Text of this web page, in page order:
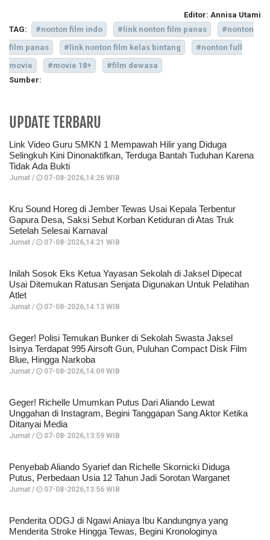
Editor: Annisa Utami
TAG:
#nonton film indo #link nonton film panas
#nonton
film panas
#link nonton film kelas bintang
#nonton full
movie
#movie 18+
#film dewasa
Sumber:
UPDATE TERBARU
Link Video Guru SMKN 1 Mempawah Hilir yang Diduga
Selingkuh Kini Dinonaktifkan, Terduga Bantah Tuduhan Karena
Tidak Ada Bukti
Jumat / 07-08-2026,14:26 WIB
Kru Sound Horeg di Jember Tewas Usai Kepala Terbentur
Gapura Desa, Saksi Sebut Korban Ketiduran di Atas Truk
Setelah Selesai Karnaval
Jumat / 07-08-2026,14:21 WIB
Inilah Sosok Eks Ketua Yayasan Sekolah di Jaksel Dipecat
Usai Ditemukan Ratusan Senjata Digunakan Untuk Pelatihan
Atlet
Jumat / 07-08-2026,14:13 WIB
Geger! Polisi Temukan Bunker di Sekolah Swasta Jaksel
Isinya Terdapat 995 Airsoft Gun, Puluhan Compact Disk Film
Blue, Hingga Narkoba
Jumat / 07-08-2026,14:09 WIB
Geger! Richelle Umumkan Putus Dari Aliando Lewat
Unggahan di Instagram, Begini Tanggapan Sang Aktor Ketika
Ditanyai Media
Jumat / 07-08-2026,13:59 WIB
Penyebab Aliando Syarief dan Richelle Skornicki Diduga
Putus, Perbedaan Usia 12 Tahun Jadi Sorotan Warganet
Jumat / 07-08-2026,13:56 WIB
Penderita ODGJ di Ngawi Aniaya Ibu Kandungnya yang
Menderita Stroke Hingga Tewas, Begini Kronologinya